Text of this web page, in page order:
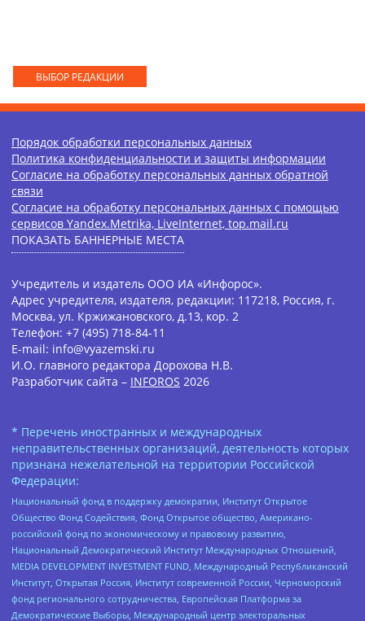
ВЫБОР РЕДАКЦИИ
Порядок обработки персональных данных
Политика конфиденциальности и защиты информации
Согласие на обработку персональных данных обратной
связи
Согласие на обработку персональных данных с помощью
сервисов Yandex.Metrika, LiveInternet, top.mail.ru
ПОКАЗАТЬ БАННЕРНЫЕ МЕСТА
Учредитель и издатель ООО ИА «Инфорос».
Адрес учредителя, издателя, редакции: 117218, Россия, г.
Москва, ул. Кржижановского, д.13, кор. 2
Телефон: +7 (495) 718-84-11
E-mail: info@vyazemski.ru
И.О. главного редактора Дорохова Н.В.
Разработчик сайта – INFOROS 2026
* Перечень иностранных и международных
неправительственных организаций, деятельность которых
признана нежелательной на территории Российской
Федерации:
Национальный фонд в поддержку демократии, Институт Открытое
Общество Фонд Содействия, Фонд Открытое общество, Американо-
российский фонд по экономическому и правовому развитию,
Национальный Демократический Институт Международных Отношений,
MEDIA DEVELOPMENT INVESTMENT FUND, Международный Республиканский
Институт, Открытая Россия, Институт современной России, Черноморский
фонд регионального сотрудничества, Европейская Платформа за
Демократические Выборы, Международный центр электоральных